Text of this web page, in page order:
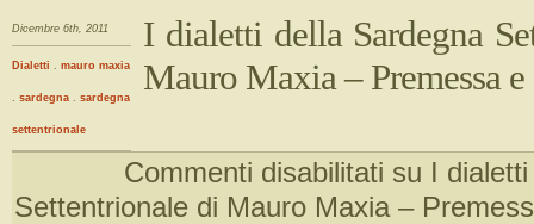
Dicembre 6th, 2011
Dialetti . mauro maxia
. sardegna . sardegna
settentrionale
I dialetti della Sardegna
Mauro Maxia – Premessa
Commenti disabilitati su I
Settentrionale di Mauro Maxia –